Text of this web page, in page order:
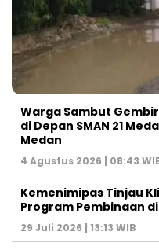
Warga Sambut
di Depan SMAN 21
Medan
4 Agustus 2026 | 08:43
Kemenimipas Tinjau
Program Pembinaan
29 Juli 2026 | 13:13 WIB